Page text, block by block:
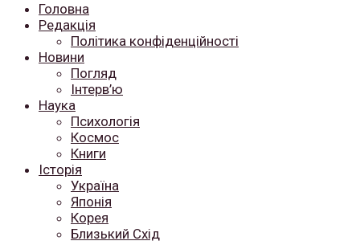
Головна
Редакція
Політика конфіденційності
Новини
Погляд
Інтерв’ю
Наука
Психологія
Космос
Книги
Історія
Україна
Японія
Корея
Близький Схід